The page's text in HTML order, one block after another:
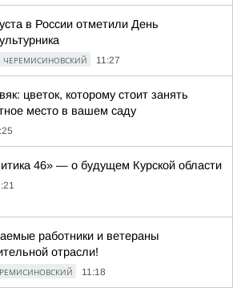
в России отметили День
ЧЕРЕМИСИНОВСКИЙ 11:27
цветок, которому стоит занять
место в вашем саду
46» — о будущем Курской области
работники и ветераны
отрасли!
11:18